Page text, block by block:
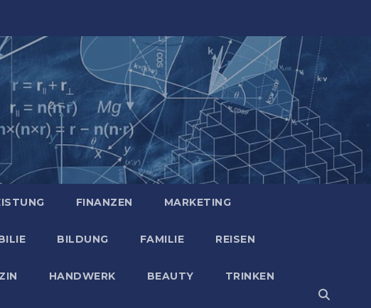
FINANZEN MARKETING
BILDUNG FAMILIE REISEN
HANDWERK BEAUTY TRINKEN